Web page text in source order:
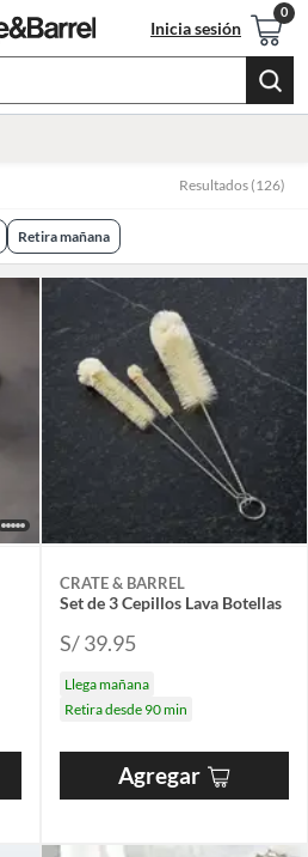
Inicia sesión
Bar
Resultados (126)
Retira mañana
CRATE & BARREL
Set de 3 Cepillos Lava Botellas
S/ 39.95
Llega mañana
Retira desde 90 min
Agregar